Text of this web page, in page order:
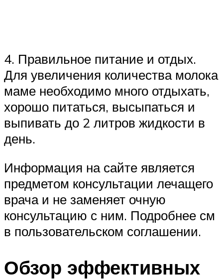
4. Правильное питание и отдых.
Для увеличения количества молока
маме необходимо много отдыхать,
хорошо питаться, высыпаться и
выпивать до 2 литров жидкости в
день.
Информация на сайте является
предметом консультации лечащего
врача и не заменяет очную
консультацию с ним. Подробнее см
в пользовательском соглашении.
Обзор эффективных